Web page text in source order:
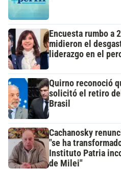
Encuesta rumbo a
midieron el
liderazgo en el
Quirno reconoció
solicitó el retiro
Brasil
Cachanosky
"se ha
Instituto Patria
de Milei"